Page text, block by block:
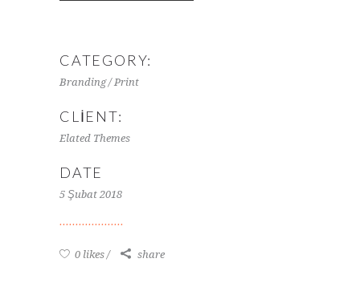
CATEGORY:
Branding / Print
CLIENT:
Elated Themes
DATE
5 Şubat 2018
0 likes share